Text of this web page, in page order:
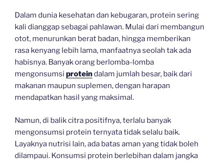
Dalam dunia kesehatan dan kebugaran, protein sering
kali dianggap sebagai pahlawan. Mulai dari membangun
otot, menurunkan berat badan, hingga memberikan
rasa kenyang lebih lama, manfaatnya seolah tak ada
habisnya. Banyak orang berlomba-lomba
mengonsumsi proteindalam jumlah besar, baik dari
makanan maupun suplemen, dengan harapan
mendapatkan hasil yang maksimal.
Namun, di balik citra positifnya, terlalu banyak
mengonsumsi protein ternyata tidak selalu baik.
Layaknya nutrisi lain, ada batas aman yang tidak boleh
dilampaui. Konsumsi protein berlebihan dalam jangka